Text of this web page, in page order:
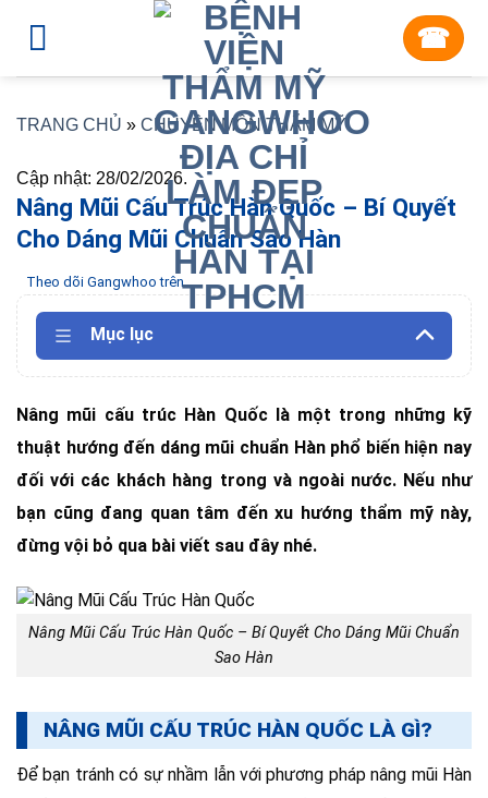
☎︎
TRANG CHỦ » CHUYÊN MÔN THẨM MỸ
Cập nhật: 28/02/2026.
Nâng Mũi Cấu Trúc Hàn Quốc – Bí Quyết
Cho Dáng Mũi Chuẩn Sao Hàn
Theo dõi Gangwhoo trên
Mục lục
Nâng mũi cấu trúc Hàn Quốc là một trong những kỹ
thuật hướng đến dáng mũi chuẩn Hàn phổ biến hiện nay
đối với các khách hàng trong và ngoài nước. Nếu như
bạn cũng đang quan tâm đến xu hướng thẩm mỹ này,
đừng vội bỏ qua bài viết sau đây nhé.
Nâng Mũi Cấu Trúc Hàn Quốc – Bí Quyết Cho Dáng Mũi Chuẩn
Sao Hàn
NÂNG MŨI CẤU TRÚC HÀN QUỐC LÀ GÌ?
Để bạn tránh có sự nhầm lẫn với phương pháp nâng mũi Hàn